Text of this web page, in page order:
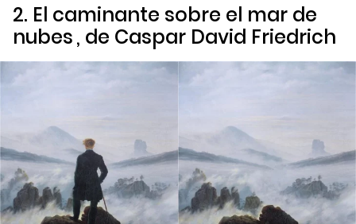
2. El caminante sobre el mar de
nubes, de Caspar David Friedrich